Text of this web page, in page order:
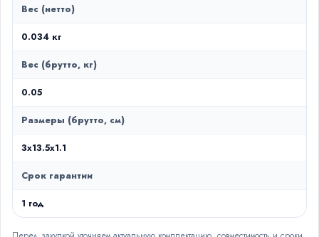
Вес (нетто)
0.034 кг
Вес (брутто, кг)
0.05
Размеры (брутто, см)
3x13.5x1.1
Срок гарантии
1 год